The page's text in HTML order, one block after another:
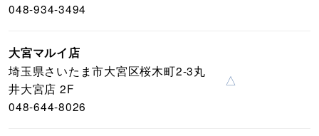
048-934-3494
大宮マルイ店
埼玉県さいたま市大宮区桜木町2-3丸
井大宮店 2F
048-644-8026
△